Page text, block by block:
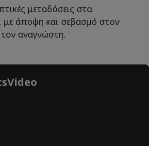
μεταδόσεις στα
με άποψη και σεβασμό στον
τον αναγνώστη.